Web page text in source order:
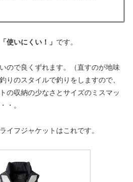
使いにくい！」 です。
ので良くずれます。（直すのが地味
りのスタイルで釣りをしますので、
の収納の少なさとサイズのミスマッ
・。
イフジャケットはこれです。